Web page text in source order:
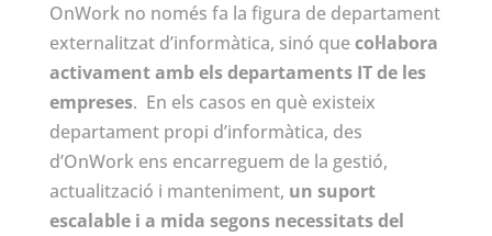
OnWork no només fa la figura de departament
externalitzat d’informàtica, sinó quecol·labora
activament amb els departaments IT de les
empreses. En els casos en què existeix
departament propi d’informàtica, des
d’OnWork ens encarreguem de la gestió,
actualització i manteniment, un suport
escalable i a mida segons necessitats del